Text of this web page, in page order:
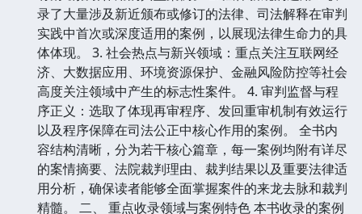
录了大量涉及新近颁布或修订的法律、司法解释在审判
实践中首次或深度适用的案例，以展现法律生命力的具
体体现。 3. 社会热点与新兴领域：重点关注互联网经
济、大数据应用、环境资源保护、金融风险防控等社会
高度关注领域中产生的标志性案件。 4. 审判监督与程
序正义：选取了体现再审程序、发回重审机制有效运行
以及程序保障在司法公正中核心作用的案例。 全书内
容结构清晰，分为若干核心篇章，每一案例均附有详尽
的案情摘要、法院裁判理由、裁判结果以及重要法律适
用分析，确保读者能够全面掌握案件的来龙去脉和裁判
精髓。 二、 重点收录领域与案例特色 本书收录的案例